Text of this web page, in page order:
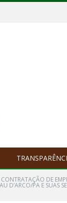
DE
D’ARCO/PA E SUAS